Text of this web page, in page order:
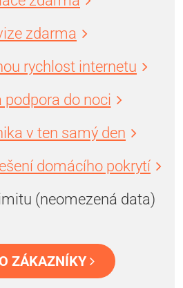
zdarma
rychlost internetu
podpora do noci
v ten samý den
domácího pokrytí
(neomezená data)
ZÁKAZNÍKY